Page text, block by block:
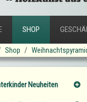
SHOP
Shop
Neuheiten